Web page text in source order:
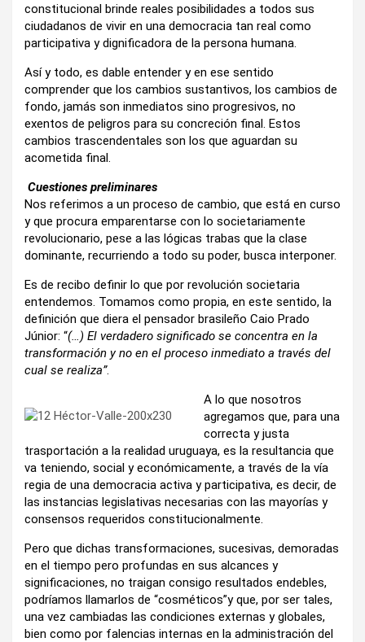
constitucional brinde reales posibilidades a todos sus
ciudadanos de vivir en una democracia tan real como
participativa y dignificadora de la persona humana.
Así y todo, es dable entender y en ese sentido
comprender que los cambios sustantivos, los cambios de
fondo, jamás son inmediatos sino progresivos, no
exentos de peligros para su concreción final. Estos
cambios trascendentales son los que aguardan su
acometida final.
Cuestiones preliminares
Nos referimos a un proceso de cambio, que está en curso
y que procura emparentarse con lo societariamente
revolucionario, pese a las lógicas trabas que la clase
dominante, recurriendo a todo su poder, busca interponer.
Es de recibo definir lo que por revolución societaria
entendemos. Tomamos como propia, en este sentido, la
definición que diera el pensador brasileño Caio Prado
Júnior: “(…) El verdadero significado se concentra en la
transformación y no en el proceso inmediato a través del
cual se realiza”.
A lo que nosotros
agregamos que, para una
correcta y justa
trasportación a la realidad uruguaya, es la resultancia que
va teniendo, social y económicamente, a través de la vía
regia de una democracia activa y participativa, es decir, de
las instancias legislativas necesarias con las mayorías y
consensos requeridos constitucionalmente.
Pero que dichas transformaciones, sucesivas, demoradas
en el tiempo pero profundas en sus alcances y
significaciones, no traigan consigo resultados endebles,
podríamos llamarlos de “cosméticos”y que, por ser tales,
una vez cambiadas las condiciones externas y globales,
bien como por falencias internas en la administración del